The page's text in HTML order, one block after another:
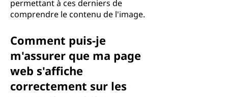
permettant à ces derniers de
comprendre le contenu de l'image.
Comment puis-je
m'assurer que ma page
web s'affiche
correctement sur les